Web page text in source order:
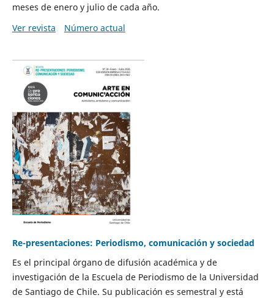
meses de enero y julio de cada año.
Ver revista
Número actual
Re-presentaciones: Periodismo, comunicación y sociedad
Es el principal órgano de difusión académica y de
investigación de la Escuela de Periodismo de la Universidad
de Santiago de Chile. Su publicación es semestral y está